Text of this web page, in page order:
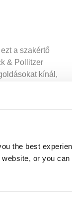
the best
or you
a szakértő
& Pollitzer
kínál,
olyan
a